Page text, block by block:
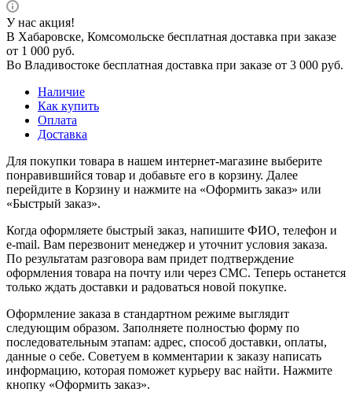
У нас акция!
В Хабаровске, Комсомольске бесплатная доставка при заказе
от 1 000 руб.
Во Владивостоке бесплатная доставка при заказе от 3 000 руб.
Наличие
Как купить
Оплата
Доставка
Для покупки товара в нашем интернет-магазине выберите
понравившийся товар и добавьте его в корзину. Далее
перейдите в Корзину и нажмите на «Оформить заказ» или
«Быстрый заказ».
Когда оформляете быстрый заказ, напишите ФИО, телефон и
e-mail. Вам перезвонит менеджер и уточнит условия заказа.
По результатам разговора вам придет подтверждение
оформления товара на почту или через СМС. Теперь останется
только ждать доставки и радоваться новой покупке.
Оформление заказа в стандартном режиме выглядит
следующим образом. Заполняете полностью форму по
последовательным этапам: адрес, способ доставки, оплаты,
данные о себе. Советуем в комментарии к заказу написать
информацию, которая поможет курьеру вас найти. Нажмите
кнопку «Оформить заказ».